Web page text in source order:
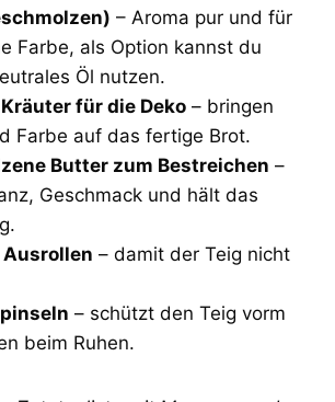
– Aroma pur und für
Farbe, als Option kannst du
Öl nutzen.
für die Deko – bringen
Farbe auf das fertige Brot.
Butter zum Bestreichen –
Geschmack und hält das
– damit der Teig nicht
– schützt den Teig vorm
beim Ruhen.